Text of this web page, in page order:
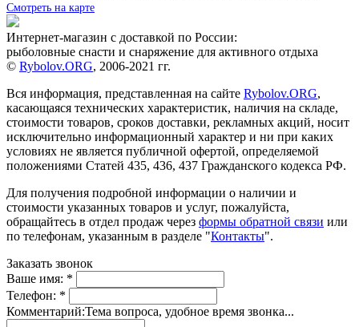
Смотреть на карте
Интернет-магазин с доставкой по России:
рыболовные снасти и снаряжение для активного отдыха
© Rybolov.ORG, 2006-2021 гг.
Вся информация, представленная на сайте Rybolov.ORG,
касающаяся технических характеристик, наличия на складе,
стоимости товаров, сроков доставки, рекламных акций, носит
исключительно информационный характер и ни при каких
условиях не является публичной офертой, определяемой
положениями Статей 435, 436, 437 Гражданского кодекса РФ.
Для получения подробной информации о наличии и
стоимости указанных товаров и услуг, пожалуйста,
обращайтесь в отдел продаж через формы обратной связи или
по телефонам, указанным в разделе "Контакты".
Заказать звонок
Ваше имя: *
Телефон: *
Комментарий:Тема вопроса, удобное время звонка...